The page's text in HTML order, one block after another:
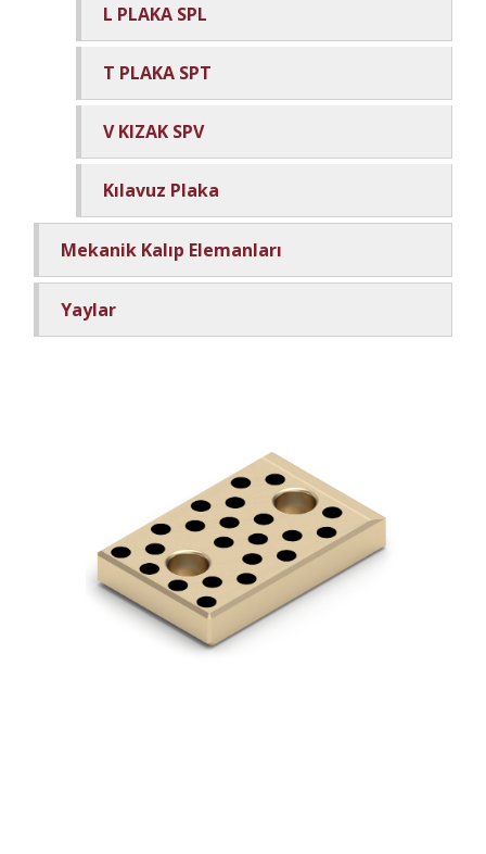
L PLAKA SPL
T PLAKA SPT
V KIZAK SPV
Kılavuz Plaka
Mekanik Kalıp Elemanları
Yaylar